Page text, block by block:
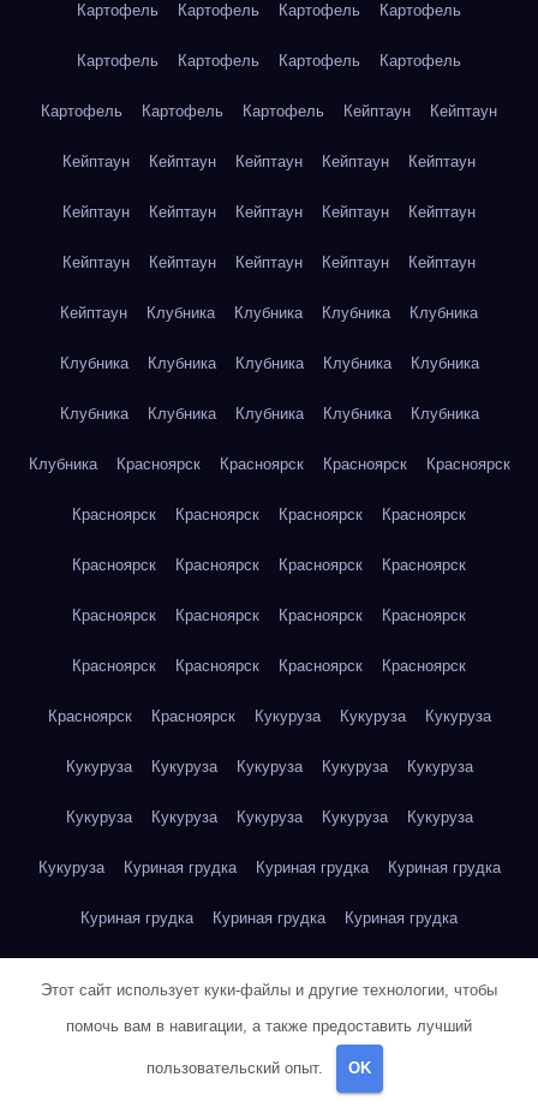
Картофель Картофель Картофель Картофель
Картофель Картофель Картофель Картофель
Картофель Картофель Картофель Кейптаун Кейптаун
Кейптаун Кейптаун Кейптаун Кейптаун Кейптаун
Кейптаун Кейптаун Кейптаун Кейптаун Кейптаун
Кейптаун Кейптаун Кейптаун Кейптаун Кейптаун
Кейптаун Клубника Клубника Клубника Клубника
Клубника Клубника Клубника Клубника Клубника
Клубника Клубника Клубника Клубника Клубника
Клубника Красноярск Красноярск Красноярск Красноярск
Красноярск Красноярск Красноярск Красноярск
Красноярск Красноярск Красноярск Красноярск
Красноярск Красноярск Красноярск Красноярск
Красноярск Красноярск Красноярск Красноярск
Красноярск Красноярск Кукуруза Кукуруза Кукуруза
Кукуруза Кукуруза Кукуруза Кукуруза Кукуруза
Кукуруза Кукуруза Кукуруза Кукуруза Кукуруза
Кукуруза Куриная грудка Куриная грудка Куриная грудка
Куриная грудка Куриная грудка Куриная грудка
Куриная грудка Куриная грудка Куриная грудка
Куриная грудка Куриная грудка Куриная грудка
Этот сайт использует куки-файлы и другие технологии, чтобы
помочь вам в навигации, а также предоставить лучший
пользовательский опыт. OK